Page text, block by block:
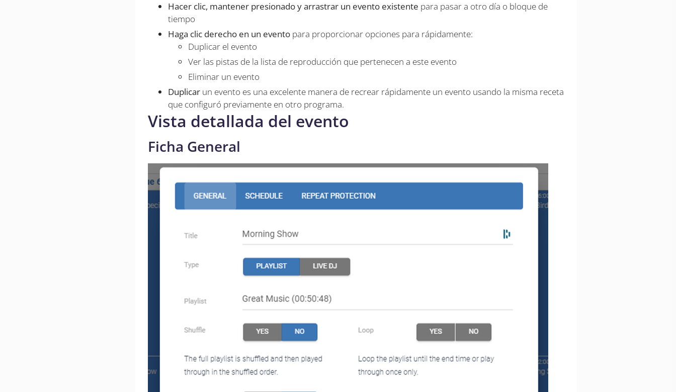
Hacer clic, mantener presionado y arrastrar un evento existente para pasar a otro día o bloque de
tiempo
Haga clic derecho en un evento para proporcionar opciones para rápidamente:
Duplicar el evento
Ver las pistas de la lista de reproducción que pertenecen a este evento
Eliminar un evento
Duplicarun evento es una excelente manera de recrear rápidamente un evento usando la misma receta
que configuró previamente en otro programa.
Vista detallada del evento
Ficha General